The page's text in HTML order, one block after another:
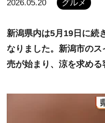
2026.05.20 グルメ
新潟県内は5月19日に続
なりました。新潟市の
売が始まり、涼を求める